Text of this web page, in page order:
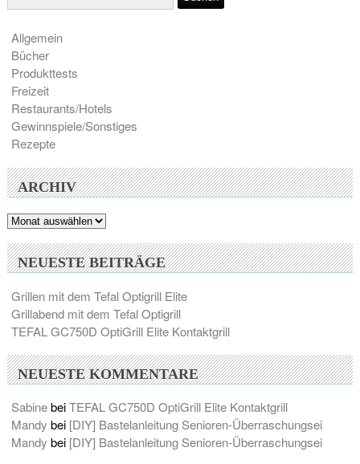
Allgemein
Bücher
Produkttests
Freizeit
Restaurants/Hotels
Gewinnspiele/Sonstiges
Rezepte
ARCHIV
Archiv
NEUESTE BEITRÄGE
Grillen mit dem Tefal Optigrill Elite
Grillabend mit dem Tefal Optigrill
TEFAL GC750D OptiGrill Elite Kontaktgrill
NEUESTE KOMMENTARE
SabinebeiTEFAL GC750D OptiGrill Elite Kontaktgrill
Mandy bei [DIY] Bastelanleitung Senioren-Überraschungsei
Mandy bei [DIY] Bastelanleitung Senioren-Überraschungsei